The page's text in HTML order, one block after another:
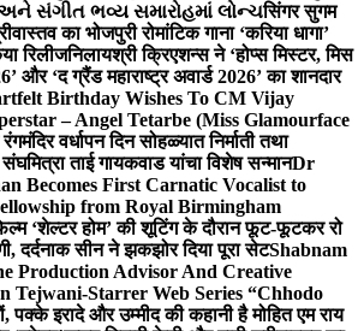
અને સંગીત ભવ્ય સમારોહમાં લોન્ચसिंगर सुगम
का भोजपुरी रोमांटिक गाना ‘करिया धागा’
रिलीजनिलायश्री क्रिएशन्स ने ‘होप्स मिस्टर, मिस
और ‘द ग्रैंड महाराष्ट्र अवार्ड 2026’ का शानदार
Birthday Wishes To CM Vijay
– Angel Tetarbe (Miss Glamourface
वर्धापन दिन सोहळ्यात निर्माती तथा
संघमित्रा ताई गायकवाड यांचा विशेष सन्मानDr
Becomes First Carnatic Vocalist to
from Royal Birmingham
‘शेल्टर होम’ की शूटिंग के दौरान फूट-फूटकर रो
दर्दनाक सीन ने झकझोर दिया पूरा सेटShabnam
Production Advisor And Creative
Tejwani-Starrer Web Series “Chhodo
पक्के इरादे और उम्मीद की कहानी है मोहित एम राय